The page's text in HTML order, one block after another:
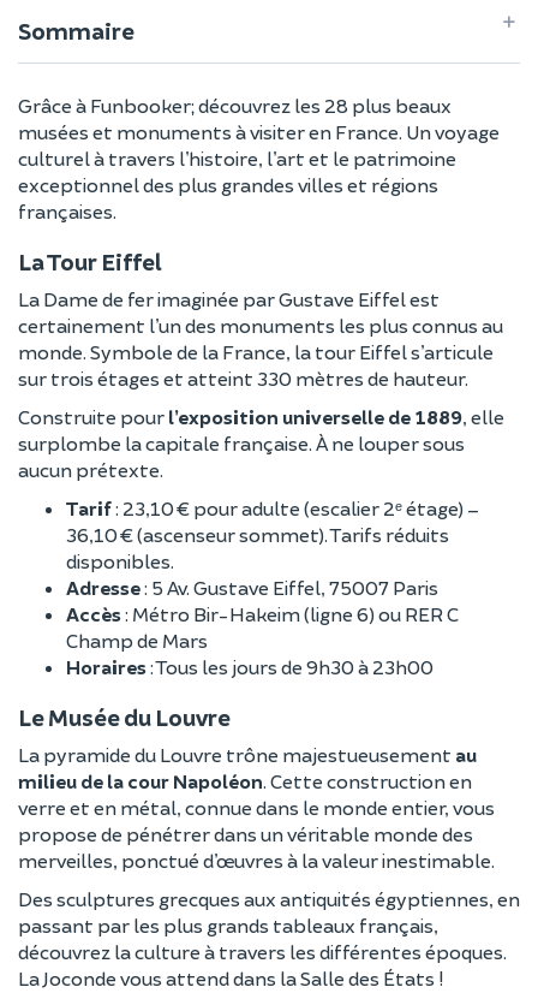
Sommaire
Grâce à Funbooker; découvrez les 28 plus beaux
musées et monuments à visiter en France. Un voyage
culturel à travers l’histoire, l’art et le patrimoine
exceptionnel des plus grandes villes et régions
françaises.
La Tour Eiffel
La Dame de fer imaginée par Gustave Eiffel est
certainement l’un des monuments les plus connus au
monde. Symbole de la France, la tour Eiffel s’articule
sur trois étages et atteint 330 mètres de hauteur.
Construite pour l’exposition universelle de 1889, elle
surplombe la capitale française. À ne louper sous
aucun prétexte.
Tarif: 23,10 € pour adulte (escalier 2ᵉ étage) –
36,10 € (ascenseur sommet). Tarifs réduits
disponibles.
Adresse: 5 Av. Gustave Eiffel, 75007 Paris
Accès: Métro Bir-Hakeim (ligne 6) ou RER C
Champ de Mars
Horaires: Tous les jours de 9h30 à 23h00
Le Musée du Louvre
La pyramide du Louvre trône majestueusement au
milieu de la cour Napoléon. Cette construction en
verre et en métal, connue dans le monde entier, vous
propose de pénétrer dans un véritable monde des
merveilles, ponctué d’œuvres à la valeur inestimable.
Des sculptures grecques aux antiquités égyptiennes, en
passant par les plus grands tableaux français,
découvrez la culture à travers les différentes époques.
La Joconde vous attend dans la Salle des États !